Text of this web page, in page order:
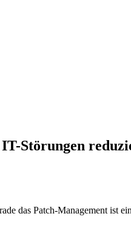
Störungen
das Patch-Management ist